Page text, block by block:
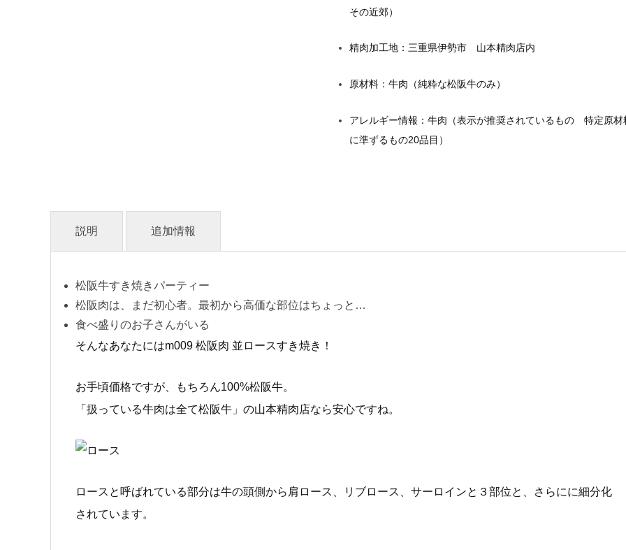
その近郊）
精肉加工地：三重県伊勢市 山本精肉店内
原材料：牛肉（純粋な松阪牛のみ）
アレルギー情報：牛肉（表示が推奨されているもの 特定原材
に準ずるもの20品目）
説明 追加情報
松阪牛すき焼きパーティー
松阪肉は、まだ初心者。最初から高価な部位はちょっと…
食べ盛りのお子さんがいる
そんなあなたにはm009 松阪肉 並ロースすき焼き！
お手頃価格ですが、もちろん100%松阪牛。
「扱っている牛肉は全て松阪牛」の山本精肉店なら安心ですね。
ロースと呼ばれている部分は牛の頭側から肩ロース、リブロース、サーロインと３部位と、さらにに細分化
されています。